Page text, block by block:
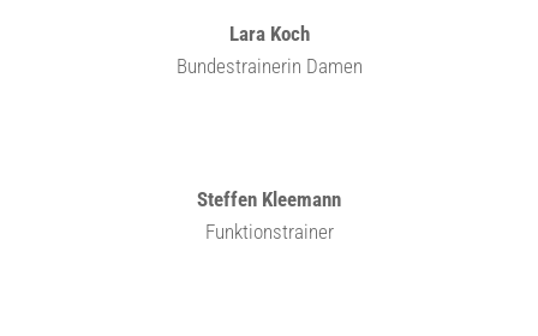
Lara Koch
Bundestrainerin Damen
Steffen Kleemann
Funktionstrainer